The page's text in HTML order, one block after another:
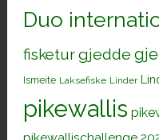
Duo
fisketurgjedde
Ismeite Laksefiske Linder
pikewallis